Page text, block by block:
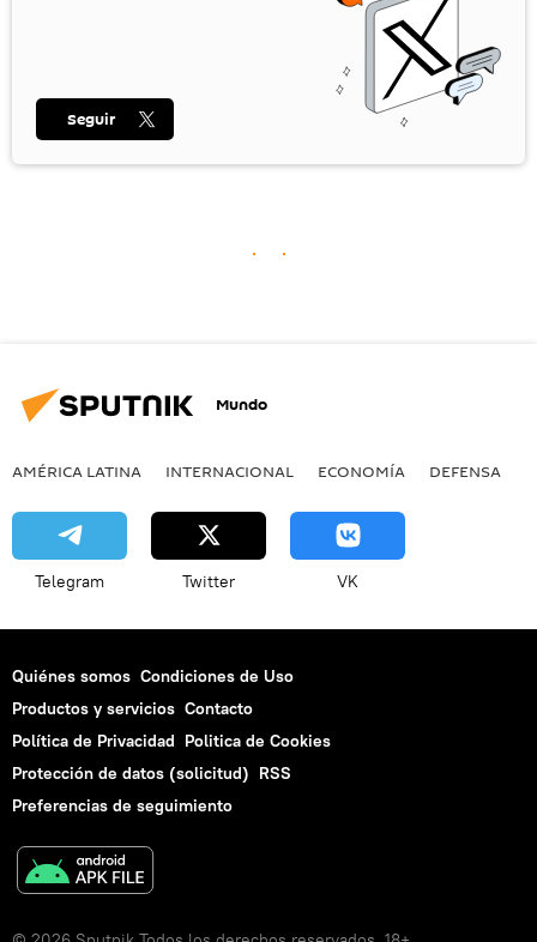
Seguir
Mundo
AMÉRICA LATINA INTERNACIONAL ECONOMÍA DEFENSA
Telegram Twitter VK
Quiénes somos Condiciones de Uso
Productos y servicios Contacto
Política de Privacidad Politica de Cookies
Protección de datos (solicitud) RSS
Preferencias de seguimiento